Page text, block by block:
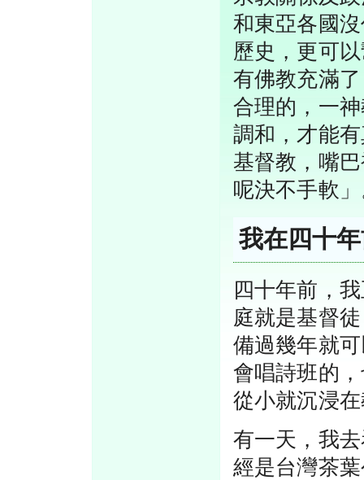
和東亞各國
歷史，更可
有佛教充滿
合理的，一
調和，才能
基督教，嘴
呢決不手軟
我在四十
四十年前，
庭就是基督
備過幾年就
會唱詩班的
從小就沉浸
有一天，我
經是台灣茶